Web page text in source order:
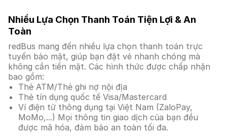
Nhiều Lựa Chọn Thanh Toán Tiện Lợi & An
Toàn
redBus mang đến nhiều lựa chọn thanh toán trực
tuyến bảo mật, giúp bạn đặt vé nhanh chóng mà
không cần tiền mặt. Các hình thức được chấp nhận
bao gồm:
Thẻ ATM/Thẻ ghi nợ nội địa
Thẻ tín dụng quốc tế Visa/Mastercard
Ví điện tử thông dụng tại Việt Nam (ZaloPay,
MoMo,...) Mọi thông tin giao dịch của bạn đều
được mã hóa, đảm bảo an toàn tối đa.